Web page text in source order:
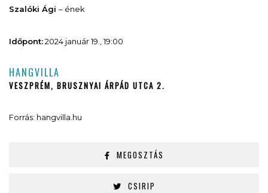
Szalóki Ági – ének
Időpont:2024 január 19., 19:00
HANGVILLA
VESZPRÉM, BRUSZNYAI ÁRPÁD UTCA 2.
Forrás: hangvilla.hu
MEGOSZTÁS
CSIRIP